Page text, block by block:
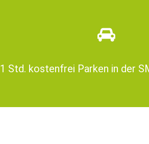
1 Std. kostenfrei Parken in der